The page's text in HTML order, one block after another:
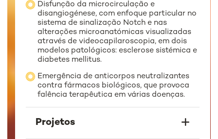
Disfunção da microcirculação e
disangiogénese, com enfoque particular no
sistema de sinalização Notch e nas
alterações microanatómicas visualizadas
através de videocapilaroscopia, em dois
modelos patológicos: esclerose sistémica e
diabetes mellitus.
Emergência de anticorpos neutralizantes
contra fármacos biológicos, que provoca
falência terapêutica em várias doenças.
Projetos